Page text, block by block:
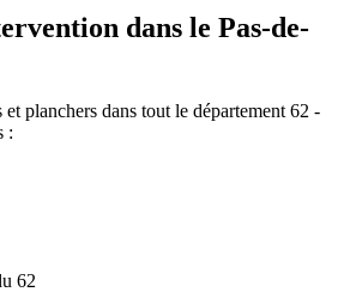
dans le Pas-de-
planchers dans tout le département 62 -
:
62